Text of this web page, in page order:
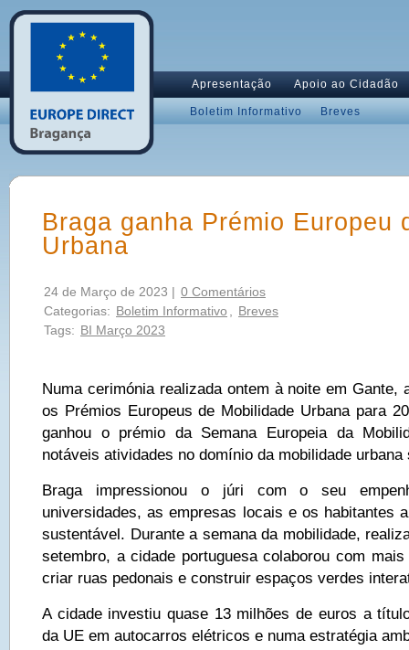
Apresentação Apoio ao Cidadão
Boletim Informativo Breves
Braga ganha Prémio Europeu
Urbana
24 de Março de 2023 | 0 Comentários
Categorias: Boletim Informativo
Breves
Tags: BI Março 2023
Numa cerimónia realizada ontem à noite em Gante,
os Prémios Europeus de Mobilidade Urbana para
ganhou o prémio da Semana Europeia da
notáveis atividades no domínio da mobilidade
Braga impressionou o júri com o seu
universidades, as empresas locais e os habitantes
sustentável. Durante a semana da mobilidade,
setembro, a cidade portuguesa colaborou com
criar ruas pedonais e construir espaços verdes
A cidade investiu quase 13 milhões de euros a
da UE em autocarros elétricos e numa estratégia